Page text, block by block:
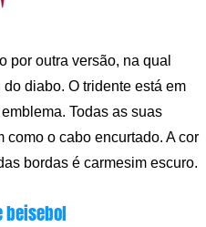
por outra versão, na qual
diabo. O tridente está em
Todas as suas
como o cabo encurtado. A cor
bordas é carmesim escuro.
beisebol